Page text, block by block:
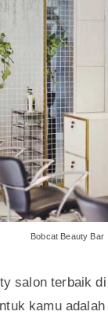
Bobcat Beauty Bar
salon terbaik
kamu